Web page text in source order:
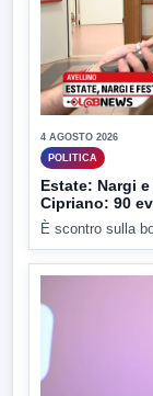
4 AGOSTO 2026
POLITICA
Estate: Nargi
Cipriano: 90
È scontro sulla